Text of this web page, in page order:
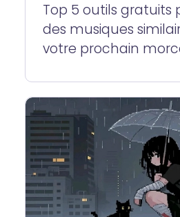
Top 5 outils gratuits
des musiques
votre prochain